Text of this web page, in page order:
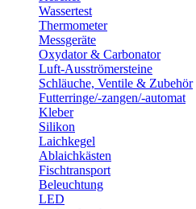
Wassertest
Thermometer
Messgeräte
Oxydator & Carbonator
Luft-Ausströmersteine
Schläuche, Ventile & Zubehör
Futterringe/-zangen/-automat
Kleber
Silikon
Laichkegel
Ablaichkästen
Fischtransport
Beleuchtung
LED